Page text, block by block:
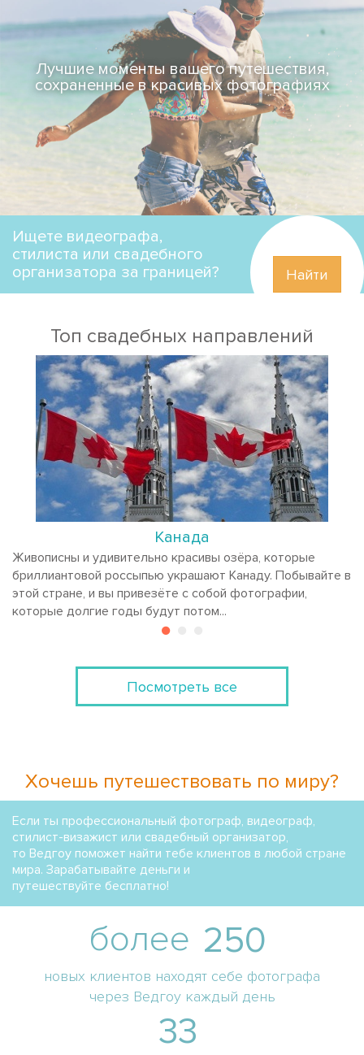
Лучшие моменты вашего путешествия,
сохраненные в красивых фотографиях
Ищете видеографа,
стилиста или свадебного
организатора за границей?
Найти
Топ свадебных направлений
Канада
Живописны и удивительно красивы озёра, которые
бриллиантовой россыпью украшают Канаду. Побывайте в
этой стране, и вы привезёте с собой фотографии,
которые долгие годы будут потом...
Посмотреть все
Хочешь путешествовать по миру?
Если ты профессиональный фотограф, видеограф,
стилист-визажист или свадебный организатор,
то Ведгоу поможет найти тебе клиентов в любой стране
мира. Зарабатывайте деньги и
путешествуйте бесплатно!
более 250
новых клиентов находят себе фотографа
через Ведгоу каждый день
33